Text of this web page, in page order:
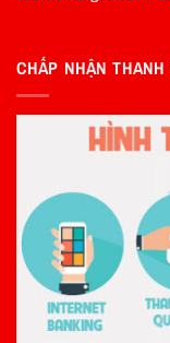
CHẤP NHẬN THANH